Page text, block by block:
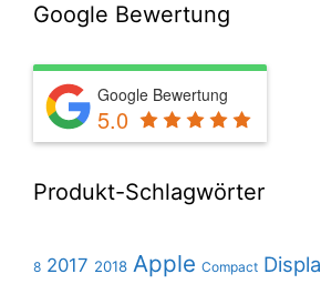
Google Bewertung
Google Bewertung
5.0
Produkt-Schlagwörter
8 2017 2018 Apple Compact